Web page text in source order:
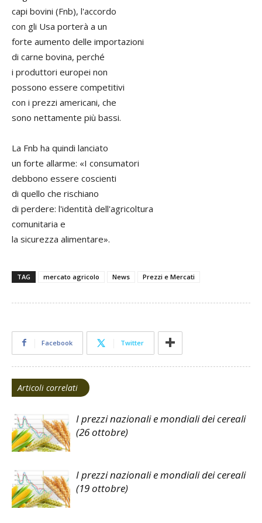
capi bovini (Fnb), l'accordo
con gli Usa porterà a un
forte aumento delle importazioni
di carne bovina, perché
i produttori europei non
possono essere competitivi
con i prezzi americani, che
sono nettamente più bassi.
La Fnb ha quindi lanciato
un forte allarme: «I consumatori
debbono essere coscienti
di quello che rischiano
di perdere: l'identità dell'agricoltura
comunitaria e
la sicurezza alimentare».
TAG mercato agricolo News Prezzi e Mercati
Facebook Twitter
Articoli correlati
I prezzi nazionali e mondiali dei cereali
(26 ottobre)
I prezzi nazionali e mondiali dei cereali
(19 ottobre)